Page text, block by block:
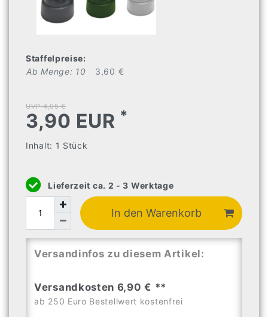
Staffelpreise:
Ab Menge: 10
3,60 €
UVP 4,95 €
3,90 EUR *
Inhalt: 1 Stück
Lieferzeit ca. 2 - 3 Werktage
In den Warenkorb
Versandinfos zu diesem Artikel:
Versandkosten 6,90 € **
ab 250 Euro Bestellwert kostenfrei